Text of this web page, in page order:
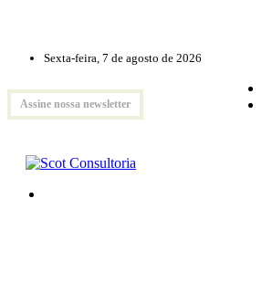
Sexta-feira, 7 de agosto de 2026
Assine nossa newsletter